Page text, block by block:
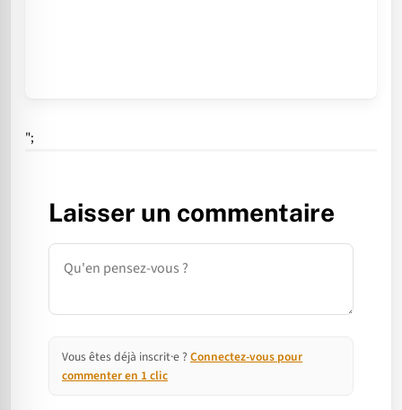
";
Laisser un commentaire
Commentaire
Vous êtes déjà inscrit·e ? Connectez-vous pour
commenter en 1 clic